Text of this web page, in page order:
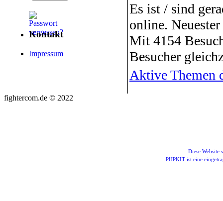
Kontakt
Impressum
Es ist / sind
online.
Mit 4154
Besucher
Aktive Themen
fightercom.de © 2022
Diese Website
PHPKIT ist eine